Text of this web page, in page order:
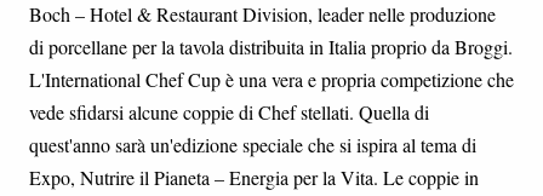
Boch – Hotel & Restaurant Division, leader nelle produzione
di porcellane per la tavola distribuita in Italia proprio da Broggi.
L'International Chef Cup è una vera e propria competizione che
vede sfidarsi alcune coppie di Chef stellati. Quella di
quest'anno sarà un'edizione speciale che si ispira al tema di
Expo, Nutrire il Pianeta – Energia per la Vita. Le coppie in